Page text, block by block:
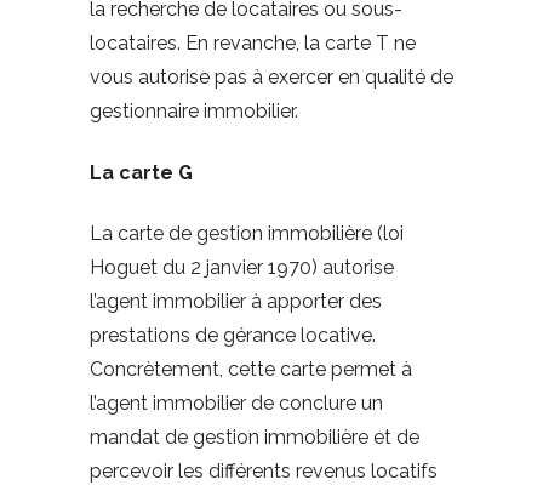
la recherche de locataires ou sous-
locataires. En revanche, la carte T ne
vous autorise pas à exercer en qualité de
gestionnaire immobilier.
La carte G
La carte de gestion immobilière (loi
Hoguet du 2 janvier 1970) autorise
l’agent immobilier à apporter des
prestations de gérance locative.
Concrètement, cette carte permet à
l’agent immobilier de conclure un
mandat de gestion immobilière et de
percevoir les différents revenus locatifs